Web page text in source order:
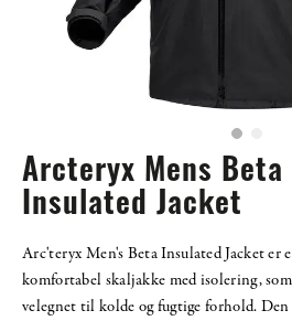
Arcteryx Mens Beta
Insulated Jacket
Arc'teryx Men's Beta Insulated Jacket er
komfortabel skaljakke med isolering,
velegnet til kolde og fugtige forhold.